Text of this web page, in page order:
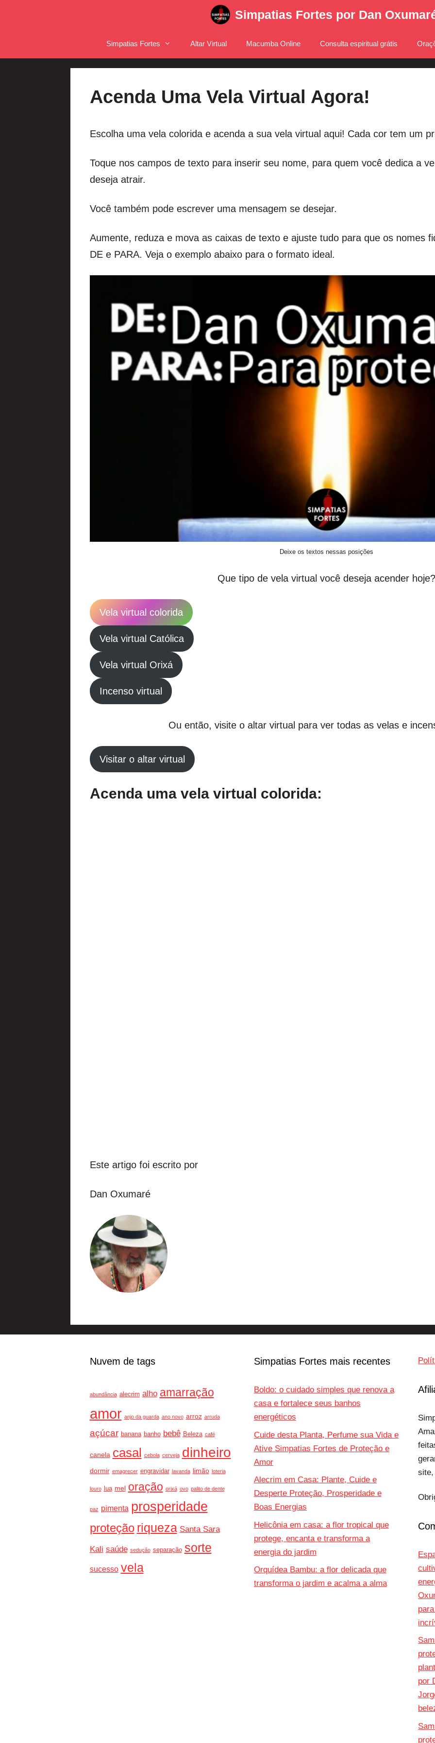
conteúdo
Simpatias Fortes por Dan
Simpatias Fortes Altar Virtual Macumba Online Consulta espiritual grátis
Acenda Uma Vela Virtual Agora!
Escolha uma vela colorida e acenda a sua vela virtual aqui! Cada cor tem um
Toque nos campos de texto para inserir seu nome, para quem você dedica a
deseja atrair.
Você também pode escrever uma mensagem se desejar.
Aumente, reduza e mova as caixas de texto e ajuste tudo para que os nomes
DE e PARA. Veja o exemplo abaixo para o formato ideal.
Deixe os textos nessas posições
Que tipo de vela virtual você deseja acender hoje?
Vela virtual colorida
Vela virtual Católica
Vela virtual Orixá
Incenso virtual
Ou então, visite o altar virtual para ver todas as velas e
Visitar o altar virtual
Acenda uma vela virtual colorida:
Este artigo foi escrito por
Dan Oxumaré
Nuvem de tags
abundância alecrim alho amarração
amor anjo da guarda ano novo arroz arruda
açúcar banana banho bebê Beleza café
canela casal cebola cerveja dinheiro
dormir emagrecer engravidar lavanda limão loteria
louro lua mel oração orixá ovo palito de dente
paz pimenta prosperidade
proteção riqueza Santa Sara
Kali saúde sedução separação sorte
sucesso vela
Simpatias Fortes mais recentes
Boldo: o cuidado simples que renova a
casa e fortalece seus banhos
energéticos
Cuide desta Planta, Perfume sua Vida e
Ative Simpatias Fortes de Proteção e
Amor
Alecrim em Casa: Plante, Cuide e
Desperte Proteção, Prosperidade e
Boas Energias
Helicônia em casa: a flor tropical que
protege, encanta e transforma a
energia do jardim
Orquídea Bambu: a flor delicada que
transforma o jardim e acalma a alma
por